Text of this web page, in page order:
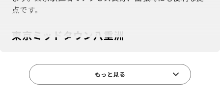
点です。
東京ミッドタウン八重洲
中からさまざまなモノ・コトが集まり、新しい価値を生み出
して世界に発信していく街づくりを目指しています。商業施
設や屋外テラス、オフィス、ホテルなど多彩な用途で構成さ
もっと見る